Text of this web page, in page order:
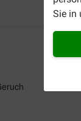
Sie in